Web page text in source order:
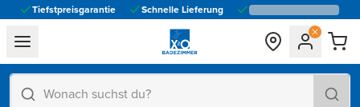
Tiefstpreisgarantie Schnelle Lieferung
general.navigation.toggle_menu.label